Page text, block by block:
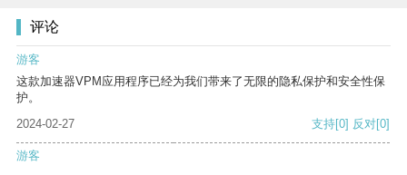
评论
游客
这款加速器VPM应用程序已经为我们带来了无限的隐私保护和安全性保
护。
2024-02-27
支持[0] 反对[0]
游客